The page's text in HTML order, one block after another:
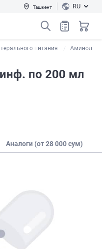
Ташкент RU
питания Аминол
по 200 мл
Аналоги (от 28 000 сум)